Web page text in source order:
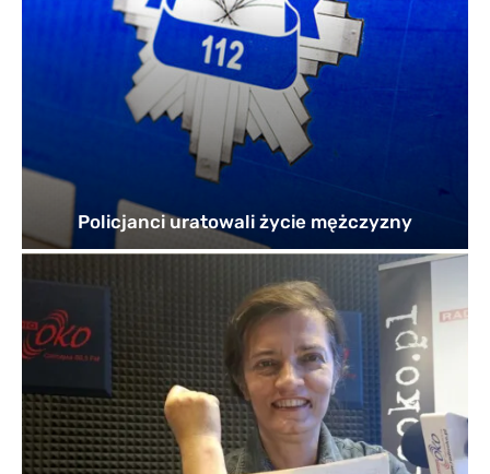
Policjanci uratowali życie mężczyzny